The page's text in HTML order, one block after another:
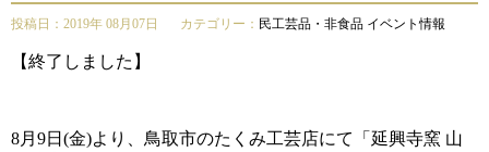
投稿日：2019年 08月07日 カテゴリー： 民工芸品・非食品 イベント情報
【終了しました】
8月9日(金)より、鳥取市のたくみ工芸店にて「延興寺窯 山